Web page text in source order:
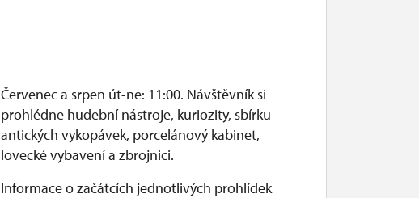
Červenec a srpen út-ne: 11:00. Návštěvník si
prohlédne hudební nástroje, kuriozity, sbírku
antických vykopávek, porcelánový kabinet,
lovecké vybavení a zbrojnici.
Informace o začátcích jednotlivých prohlídek